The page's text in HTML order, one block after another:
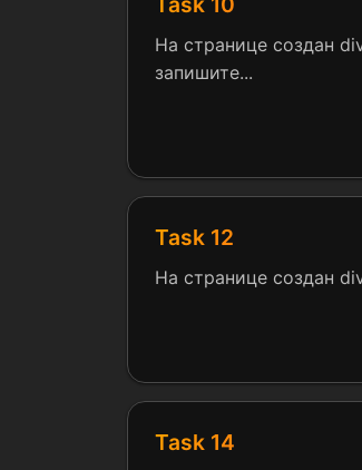
На странице создан
запишите...
Task 12
На странице создан
Task 14